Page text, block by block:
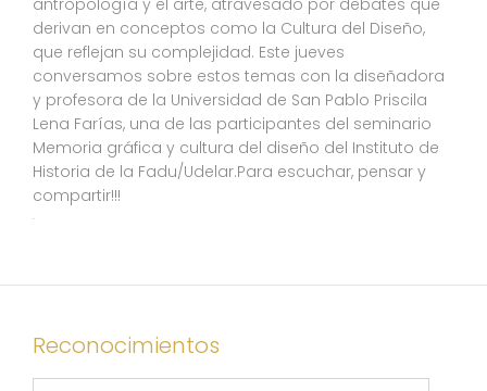
antropología y el arte, atravesado por debates que
derivan en conceptos como la Cultura del Diseño,
que reflejan su complejidad. Este jueves
conversamos sobre estos temas con la diseñadora
y profesora de la Universidad de San Pablo Priscila
Lena Farías, una de las participantes del seminario
Memoria gráfica y cultura del diseño del Instituto de
Historia de la Fadu/Udelar.Para escuchar, pensar y
compartir!!!
.
Reconocimientos